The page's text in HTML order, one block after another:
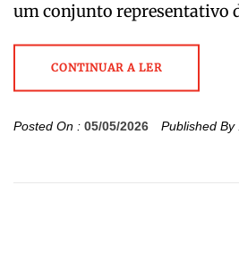
um conjunto representativo
CONTINUAR A LER
Posted On : 05/05/2026 Published By